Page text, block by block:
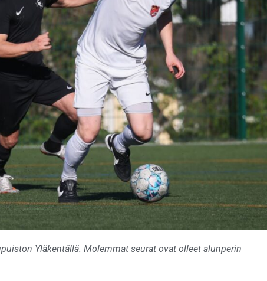
Yläkentällä. Molemmat seurat ovat olleet alunperin